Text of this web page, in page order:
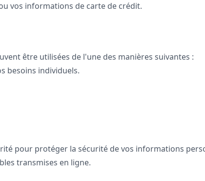
vos informations de carte de crédit.
être utilisées de l'une des manières suivantes :
besoins individuels.
pour protéger la sécurité de vos informations
transmises en ligne.